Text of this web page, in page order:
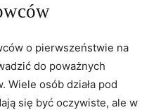
o pierwszeństwie na
do poważnych
Wiele osób działa pod
się być oczywiste, ale w